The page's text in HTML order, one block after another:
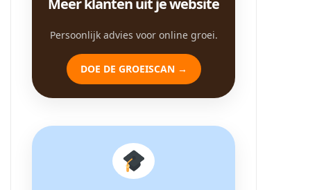
Persoonlijk advies voor online groei.
DOE DE GROEISCAN →